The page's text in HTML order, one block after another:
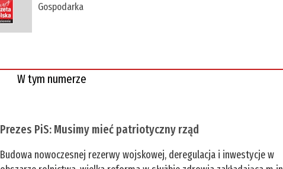
Gospodarka
W tym numerze
Prezes PiS: Musimy mieć patriotyczny rząd
Budowa nowoczesnej rezerwy wojskowej, deregulacja i inwestycje w